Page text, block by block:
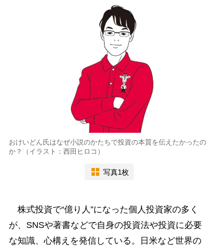
おけいどん氏はなぜ小説のかたちで投資の本質を伝えたかったの
か？（イラスト：西田ヒロコ）
写真1枚
株式投資で“億り人”になった個人投資家の多く
が、SNSや著書などで自身の投資法や投資に必要
な知識、心構えを発信している。日米など世界の